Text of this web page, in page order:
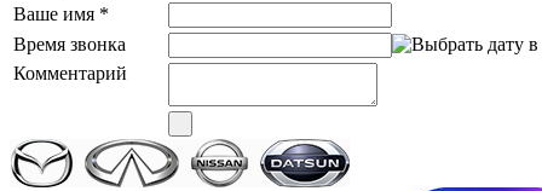
Ваше имя *
Время звонка
Комментарий